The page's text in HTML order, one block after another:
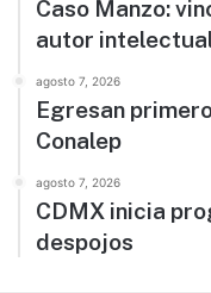
Caso Manzo:
autor
agosto 7, 2026
Egresan
Conalep
agosto 7, 2026
CDMX inicia
despojos